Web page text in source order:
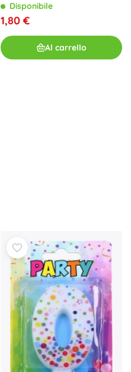
Disponibile
1,80 €
Al carrello